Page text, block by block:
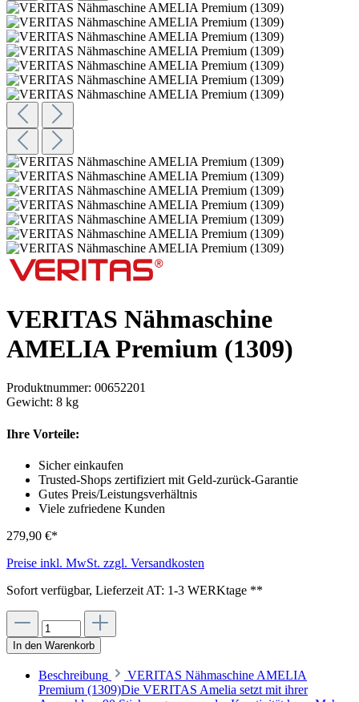
VERITAS Nähmaschine
AMELIA Premium (1309)
Produktnummer: 00652201
Gewicht: 8 kg
Ihre Vorteile:
Sicher einkaufen
Trusted-Shops zertifiziert mit Geld-zurück-Garantie
Gutes Preis/Leistungsverhältnis
Viele zufriedene Kunden
279,90 €*
Preise inkl. MwSt. zzgl. Versandkosten
Sofort verfügbar, Lieferzeit AT: 1-3 WERKtage **
In den Warenkorb
Beschreibung
VERITAS Nähmaschine AMELIA
Premium (1309)Die VERITAS Amelia setzt mit ihrer